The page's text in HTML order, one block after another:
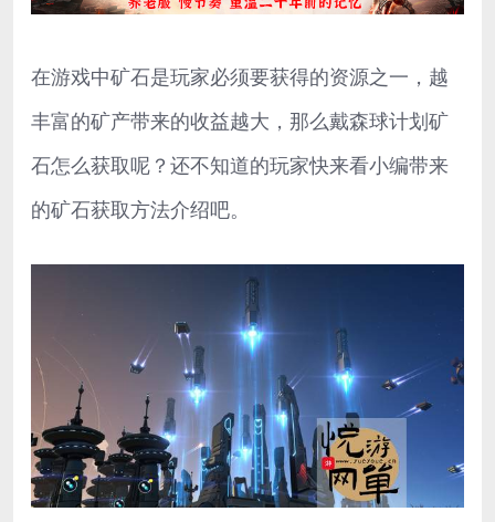
在游戏中矿石是玩家必须要获得的资源之一，越
丰富的矿产带来的收益越大，那么戴森球计划矿
石怎么获取呢？还不知道的玩家快来看小编带来
的矿石获取方法介绍吧。